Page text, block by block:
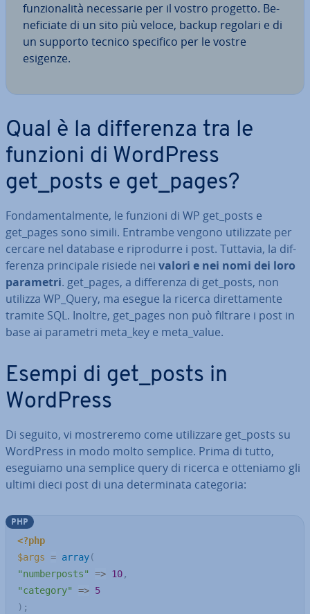
fun­zio­na­li­tà ne­ces­sa­rie per il vostro progetto. Be­
ne­fi­cia­te di un sito più veloce, backup regolari e di
un supporto tecnico specifico per le vostre
esigenze.
Qual è la dif­fe­ren­za tra le
funzioni di WordPress
get_posts e get_pages?
Fon­da­men­tal­men­te, le funzioni di WP get_posts e
get_pages sono simili. Entrambe vengono uti­liz­za­te per
cercare nel database e ri­pro­dur­re i post. Tuttavia, la dif­
fe­ren­za prin­ci­pa­le risiede nei valori e nei nomi dei loro
parametri. get_pages, a dif­fe­ren­za di get_posts, non
utilizza WP_Query, ma esegue la ricerca di­ret­ta­men­te
tramite SQL. Inoltre, get_pages non può filtrare i post in
base ai parametri meta_key e meta_value.
Esempi di get_posts in
WordPress
Di seguito, vi mo­stre­re­mo come uti­liz­za­re get_posts su
WordPress in modo molto semplice. Prima di tutto,
eseguiamo una semplice query di ricerca e otteniamo gli
ultimi dieci post di una de­ter­mi­na­ta categoria:
<?php
$args = array(
"numberposts"
=> 10,
"category"
=> 5
) ;
PHP